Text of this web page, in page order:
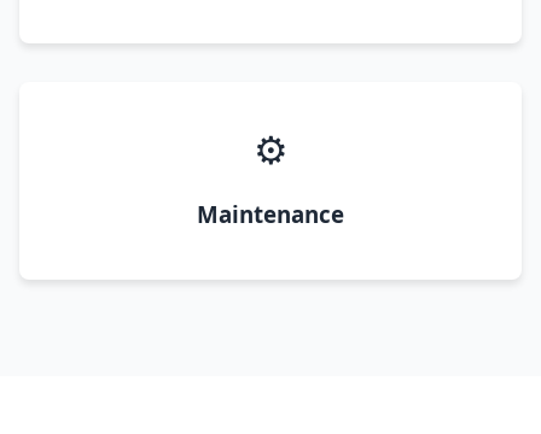
⚙️
Maintenance